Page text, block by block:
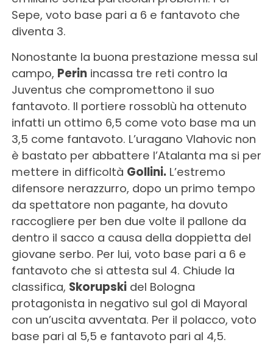
Sepe, voto base pari a 6 e fantavoto che
diventa 3.
Nonostante la buona prestazione messa sul
campo, Perinincassa tre reti contro la
Juventus che compromettono il suo
fantavoto. Il portiere rossoblù ha ottenuto
infatti un ottimo 6,5 come voto base ma un
3,5 come fantavoto. L’uragano Vlahovic non
è bastato per abbattere l’Atalanta ma si per
mettere in difficoltà Gollini. L’estremo
difensore nerazzurro, dopo un primo tempo
da spettatore non pagante, ha dovuto
raccogliere per ben due volte il pallone da
dentro il sacco a causa della doppietta del
giovane serbo. Per lui, voto base pari a 6 e
fantavoto che si attesta sul 4. Chiude la
classifica, Skorupskidel Bologna
protagonista in negativo sul gol di Mayoral
con un’uscita avventata. Per il polacco, voto
base pari al 5,5 e fantavoto pari al 4,5.